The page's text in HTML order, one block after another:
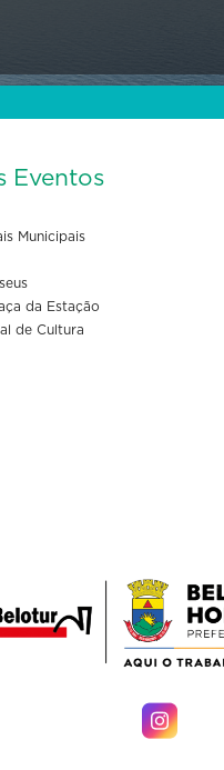
Eventos
Municipais
da Estação
de Cultura